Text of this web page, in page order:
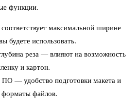
функции.
максимальной ширине
будете использовать.
реза — влияют на возможность
и картон.
ПО — удобство подготовки макета и
файлов.